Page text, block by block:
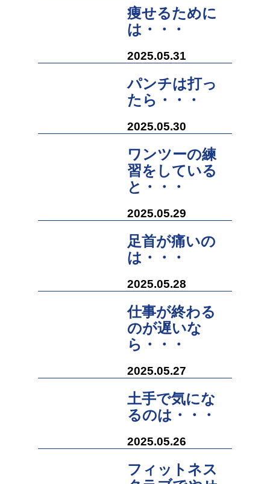
痩せるために
は・・・
2025.05.31
パンチは打っ
たら・・・
2025.05.30
ワンツーの練
習をしている
と・・・
2025.05.29
足首が痛いの
は・・・
2025.05.28
仕事が終わる
のが遅いな
ら・・・
2025.05.27
土手で気にな
るのは・・・
2025.05.26
フィットネス